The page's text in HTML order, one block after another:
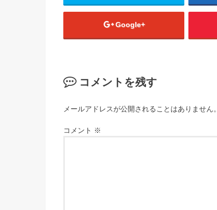
Google+
コメントを残す
メールアドレスが公開されることはありません。
コメント ※